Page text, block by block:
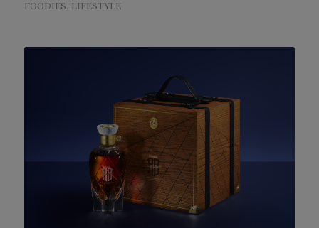
FOODIES, LIFESTYLE